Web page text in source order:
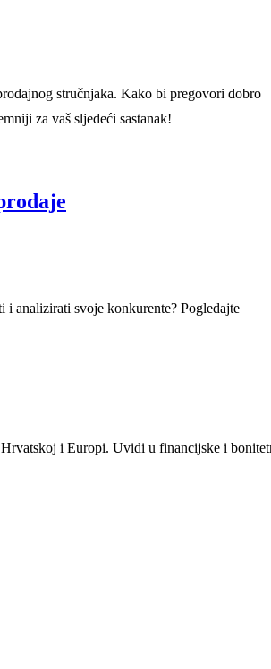
stručnjaka. Kako bi pregovori dobro
za vaš sljedeći sastanak!
analizirati svoje konkurente? Pogledajte
i Europi. Uvidi u financijske i